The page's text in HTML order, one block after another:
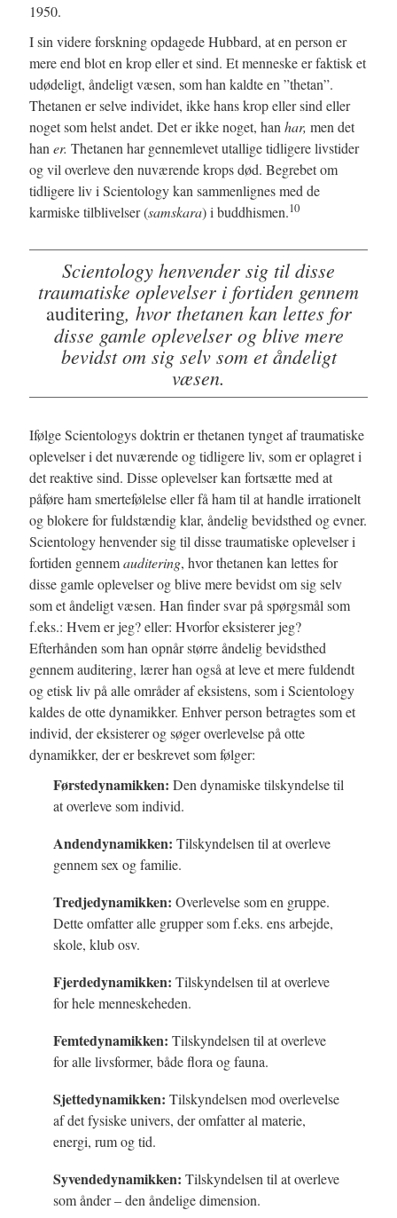
1950.
I sin videre forskning opdagede Hubbard, at en person er
mere end blot en krop eller et sind. Et menneske er faktisk et
udødeligt, åndeligt væsen, som han kaldte en ”thetan”.
Thetanen er selve individet, ikke hans krop eller sind eller
noget som helst andet. Det er ikke noget, han har, men det
han er. Thetanen har gennemlevet utallige tidligere livstider
og vil overleve den nuværende krops død. Begrebet om
tidligere liv i Scientology kan sammenlignes med de
karmiske tilblivelser (samskara) i buddhismen.10
Scientology henvender sig til disse
traumatiske oplevelser i fortiden gennem
auditering, hvor thetanen kan lettes for
disse gamle oplevelser og blive mere
bevidst om sig selv som et åndeligt
væsen.
Ifølge Scientologys doktrin er thetanen tynget af traumatiske
oplevelser i det nuværende og tidligere liv, som er oplagret i
det reaktive sind. Disse oplevelser kan fortsætte med at
påføre ham smertefølelse eller få ham til at handle irrationelt
og blokere for fuldstændig klar, åndelig bevidsthed og evner.
Scientology henvender sig til disse traumatiske oplevelser i
fortiden gennemauditering, hvor thetanen kan lettes for
disse gamle oplevelser og blive mere bevidst om sig selv
som et åndeligt væsen. Han finder svar på spørgsmål som
f.eks.: Hvem er jeg? eller: Hvorfor eksisterer jeg?
Efterhånden som han opnår større åndelig bevidsthed
gennem auditering, lærer han også at leve et mere fuldendt
og etisk liv på alle områder af eksistens, som i Scientology
kaldes de otte dynamikker. Enhver person betragtes som et
individ, der eksisterer og søger overlevelse på otte
dynamikker, der er beskrevet som følger:
Førstedynamikken: Den dynamiske tilskyndelse til
at overleve som individ.
Andendynamikken: Tilskyndelsen til at overleve
gennem sex og familie.
Tredjedynamikken: Overlevelse som en gruppe.
Dette omfatter alle grupper som f.eks. ens arbejde,
skole, klub osv.
Fjerdedynamikken: Tilskyndelsen til at overleve
for hele menneskeheden.
Femtedynamikken: Tilskyndelsen til at overleve
for alle livsformer, både flora og fauna.
Sjettedynamikken: Tilskyndelsen mod overlevelse
af det fysiske univers, der omfatter al materie,
energi, rum og tid.
Syvendedynamikken: Tilskyndelsen til at overleve
som ånder – den åndelige dimension.